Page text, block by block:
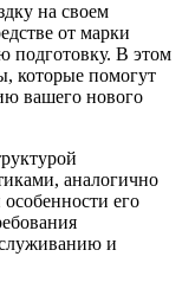
на своем
от марки
подготовку. В этом
которые помогут
вашего нового
аналогично
его
и